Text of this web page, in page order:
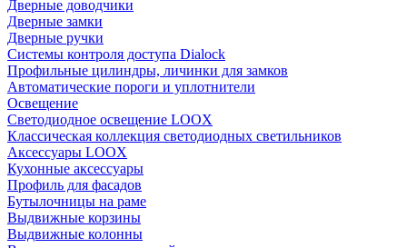
Дверные доводчики
Дверные замки
Дверные ручки
Системы контроля доступа Dialock
Профильные цилиндры, личинки для замков
Автоматические пороги и уплотнители
Освещение
Светодиодное освещение LOOX
Классическая коллекция светодиодных светильников
Аксессуары LOOX
Кухонные аксессуары
Профиль для фасадов
Бутылочницы на раме
Выдвижные корзины
Выдвижные колонны